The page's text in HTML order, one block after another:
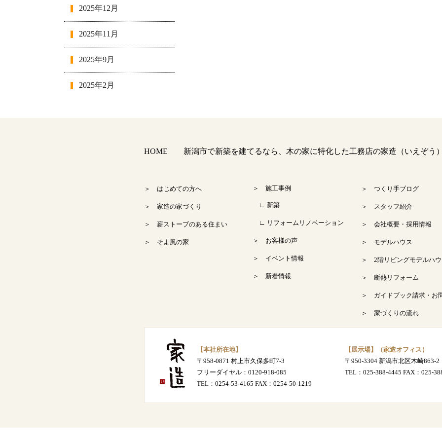
2025年12月
2025年11月
2025年9月
2025年2月
HOME 新潟市で新築を建てるなら、木の家に特化した工務店の家造（いえぞう
＞ はじめての方へ
＞ 家造の家づくり
＞ 薪ストーブのある住まい
＞ そよ風の家
＞ 施工事例
∟ 新築
∟ リフォームリノベーション
＞ お客様の声
＞ イベント情報
＞ 新着情報
＞ つくり手ブログ
＞ スタッフ紹介
＞ 会社概要・採用情報
＞ モデルハウス
＞ 2階リビングモデルハ
＞ 断熱リフォーム
＞ ガイドブック請求・お
＞ 家づくりの流れ
【本社所在地】
〒958-0871 村上市久保多町7-3
フリーダイヤル： 0120-918-085
TEL： 0254-53-4165 FAX：0254-50-1219
【展示場】（家造オフィス）
〒950-3304 新潟市北区木崎863-2
TEL： 025-388-4445 FAX：025-